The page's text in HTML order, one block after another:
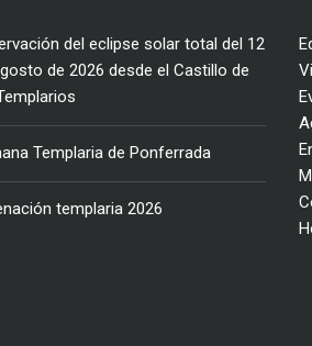
del eclipse solar total del 12
de 2026 desde el Castillo de
Templaria de Ponferrada
templaria 2026